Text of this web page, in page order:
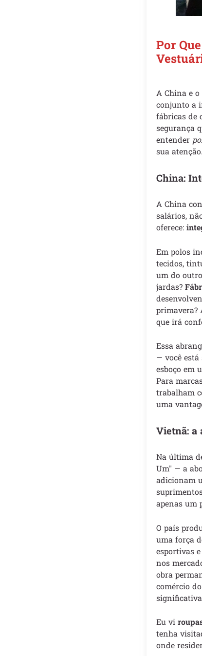
Por
A China e
conjunto a
fábricas de
segurança
entender
sua atenção.
China:
A China
salários,
oferece:
Em polos
tecidos,
um do
jardas?
primavera?
que irá
Essa
— você
esboço em
Para
trabalham
uma
Vietnã: a
Na última
Um" — a
adicionam
apenas um
O país
uma força
esportivas
nos
obra
comércio
Eu vi
tenha
onde